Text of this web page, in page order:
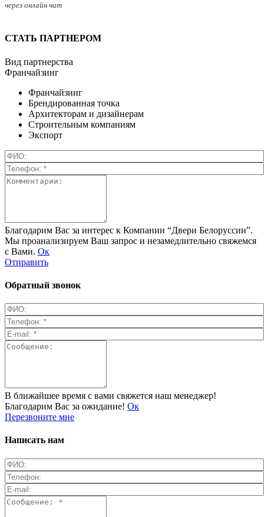
через онлайн чат
СТАТЬ ПАРТНЕРОМ
Вид партнерства
Франчайзинг
Франчайзинг
Брендированная точка
Архитекторам и дизайнерам
Строительным компаниям
Экспорт
Благодарим Вас за интерес к Компании “Двери Белоруссии”.
Мы проанализируем Ваш запрос и незамедлительно свяжемся
с Вами. Ок
Отправить
Обратный звонок
В ближайшее время с вами свяжется наш менеджер!
Благодарим Вас за ожидание! Ок
Перезвоните мне
Написать нам